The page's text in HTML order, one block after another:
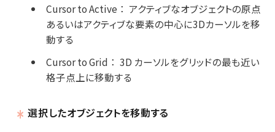
Cursor to Active ： アクティブなオブジェクトの原点
あるいはアクティブな要素の中心に3Dカーソルを移
動する
Cursor to Grid ： 3D カーソルをグリッドの最も近い
格子点上に移動する
選択したオブジェクトを移動する